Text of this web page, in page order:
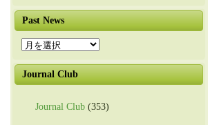
Past News
Past
News
Journal Club
Journal Club (353)